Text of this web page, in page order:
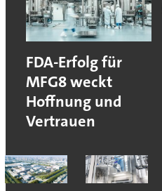
FDA-Erfolg für
MFG8 weckt
Hoffnung und
Vertrauen